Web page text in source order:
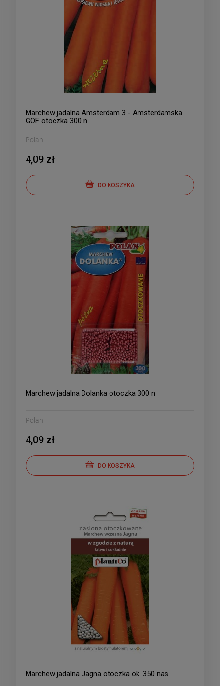
Marchew jadalna Amsterdam 3 - Amsterdamska
GOF otoczka 300 n
Polan
4,09 zł
DO KOSZYKA
Marchew jadalna Dolanka otoczka 300 n
Polan
4,09 zł
DO KOSZYKA
Marchew jadalna Jagna otoczka ok. 350 nas.